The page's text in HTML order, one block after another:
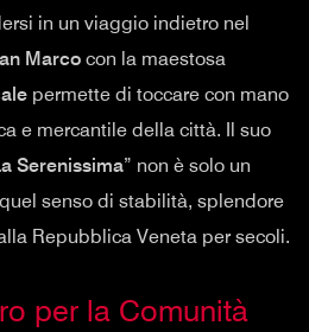
in un viaggio indietro nel
Marco con la maestosa
permette di toccare con mano
e mercantile della città. Il suo
Serenissima” non è solo un
senso di stabilità, splendore
Repubblica Veneta per secoli.
per la Comunità